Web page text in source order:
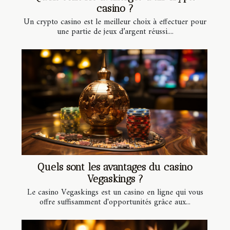
casino ?
Un crypto casino est le meilleur choix à effectuer pour
une partie de jeux d’argent réussi....
Quels sont les avantages du casino
Vegaskings ?
Le casino Vegaskings est un casino en ligne qui vous
offre suffisamment d'opportunités grâce aux...